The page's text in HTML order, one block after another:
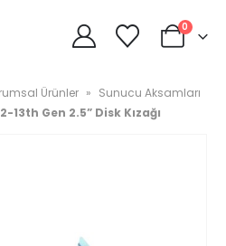
0
Ürünler » Sunucu Aksamları
13th Gen 2.5” Disk Kızağı